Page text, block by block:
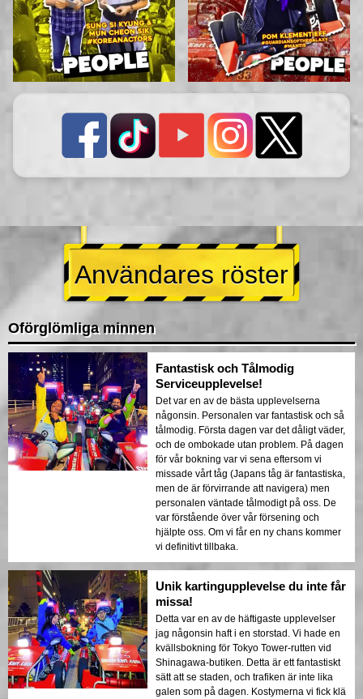
Användares röster
Oförglömliga minnen
Fantastisk och Tålmodig
Serviceupplevelse!
Det var en av de bästa upplevelserna
någonsin. Personalen var fantastisk och så
tålmodig. Första dagen var det dåligt väder,
och de ombokade utan problem. På dagen
för vår bokning var vi sena eftersom vi
missade vårt tåg (Japans tåg är fantastiska,
men de är förvirrande att navigera) men
personalen väntade tålmodigt på oss. De
var förstående över vår försening och
hjälpte oss. Om vi får en ny chans kommer
vi definitivt tillbaka.
Unik kartingupplevelse du inte får
missa!
Detta var en av de häftigaste upplevelser
jag någonsin haft i en storstad. Vi hade en
kvällsbokning för Tokyo Tower-rutten vid
Shinagawa-butiken. Detta är ett fantastiskt
sätt att se staden, och trafiken är inte lika
galen som på dagen. Kostymerna vi fick klä